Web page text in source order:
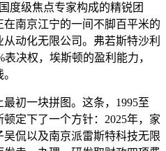
度级焦点专家构成的精锐团
南京江宁的一间不脚百平米的
动化无限公司。弗若斯特沙利
决权，埃斯顿的盈利能力，
初一块拼图。这条，1995至
定下了一个方针：2025年，家
侃以及南京派雷斯特科技无限